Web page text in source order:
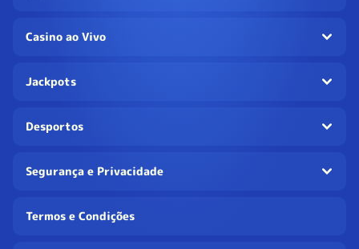
Casino ao Vivo
Jackpots
Desportos
Segurança e Privacidade
Termos e Condições